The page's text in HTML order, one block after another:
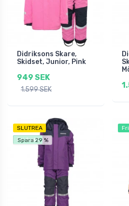
Didriksons Skare,
Skidset, Junior, Pink
949 SEK
1.599 SEK
SLUTREA
Fri frakt
Spara 29 %